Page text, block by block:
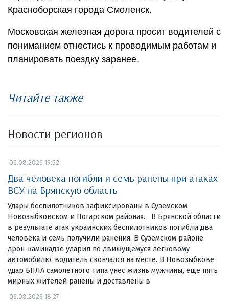
Красноборская города Смоленск.
Московская железная дорога просит водителей с
пониманием отнестись к проводимым работам и
планировать поездку заранее.
Читайте также
Новости регионов
06.08.2026 19:52
Два человека погибли и семь ранены при атаках
ВСУ на Брянскую область
Удары беспилотников зафиксированы в Суземском,
Новозыбковском и Погарском районах. В Брянской области
в результате атак украинских беспилотников погибли два
человека и семь получили ранения. В Суземском районе
дрон-камикадзе ударил по движущемуся легковому
автомобилю, водитель скончался на месте. В Новозыбкове
удар БПЛА самолетного типа унес жизнь мужчины, еще пять
мирных жителей ранены и доставлены в
06.08.2026 18:27